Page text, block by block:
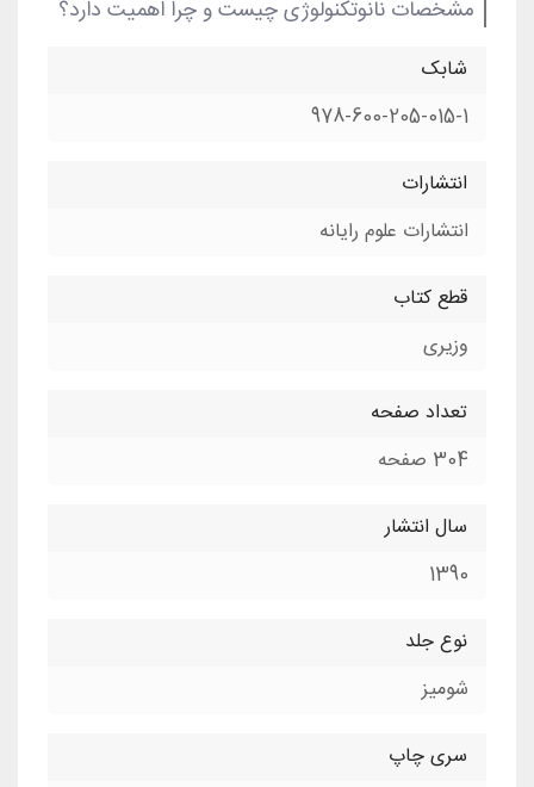
مشخصات نانوتکنولوژی چیست و چرا اهمیت دارد؟
شابک
978-600-205-015-1
انتشارات
انتشارات علوم رایانه
قطع کتاب
وزیری
تعداد صفحه
304 صفحه
سال انتشار
1390
نوع جلد
شومیز
سری چاپ